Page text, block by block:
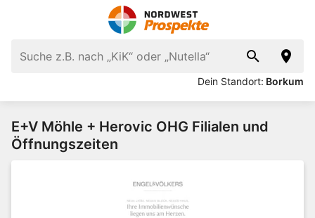
Dein Standort: Borkum
E+V Möhle + Herovic OHG Filialen und
Öffnungszeiten